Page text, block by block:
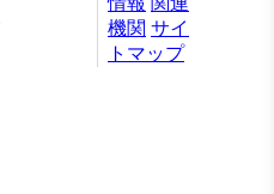
機関 サイ
トマップ